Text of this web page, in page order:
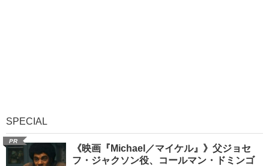
SPECIAL
PR
《映画『Michael／マイケル』》父ジョセ
フ・ジャクソン役、コールマン・ドミンゴ